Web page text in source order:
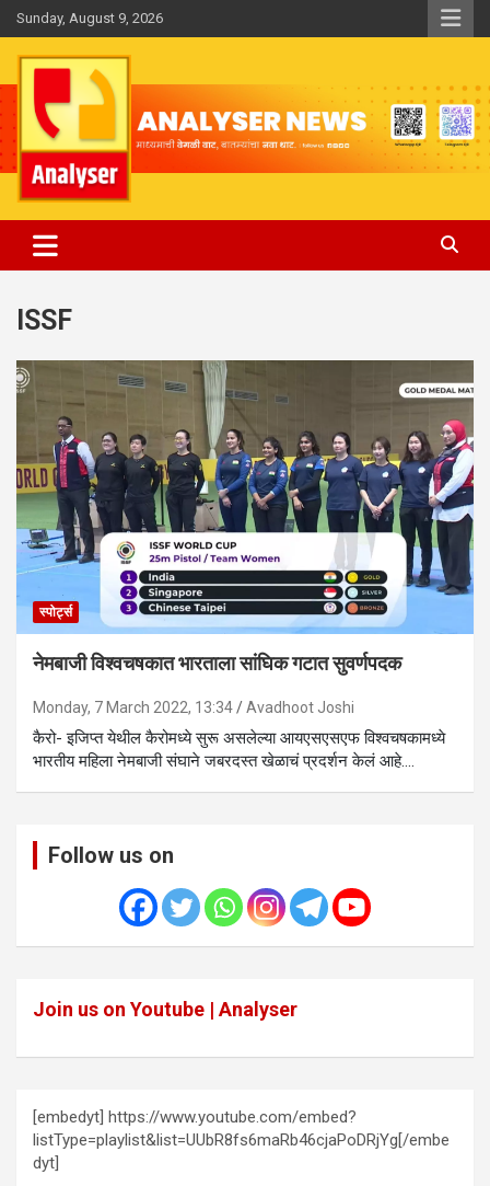
Skip
to
content
Sunday, August 9, 2026
Analyser
ISSF
स्पोर्ट्स
नेमबाजी विश्वचषकात भारताला सांघिक गटात सुवर्णपदक
Monday, 7 March 2022, 13:34 Avadhoot Joshi
कैरो- इजिप्त येथील कैरोमध्ये सुरू असलेल्या आयएसएसएफ विश्वचषकामध्ये
भारतीय महिला नेमबाजी संघाने जबरदस्त खेळाचं प्रदर्शन केलं आहे.…
Follow us on
Join us on Youtube | Analyser
[embedyt] https://www.youtube.com/embed?
listType=playlist&list=UUbR8fs6maRb46cjaPoDRjYg[/embe
dyt]